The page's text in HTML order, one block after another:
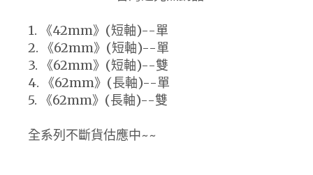
1. 《42mm》(短軸)--單
2. 《62mm》(短軸)--單
3. 《62mm》(短軸)--雙
4. 《62mm》(長軸)--單
5. 《62mm》(長軸)--雙
全系列不斷貨估應中~~